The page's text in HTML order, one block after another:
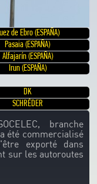
de Ebro (ESPAÑA)
Pasaia (ESPAÑA)
Alfajarín (ESPAÑA)
Irun (ESPAÑA)
DK
SCHRÉDER
branche
été commercialisé
exporté dans
sur les autoroutes